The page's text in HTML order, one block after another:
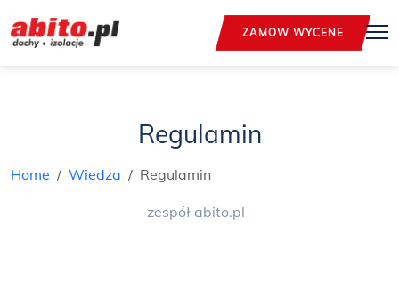
ZAMOW WYCENE
Regulamin
Home Wiedza Regulamin
zespół abito.pl